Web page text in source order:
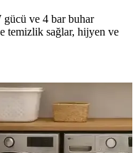
ve 4 bar buhar
temizlik sağlar, hijyen ve